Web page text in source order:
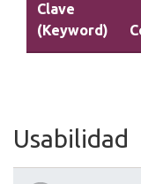
Clave
(Keyword)
Usabilidad